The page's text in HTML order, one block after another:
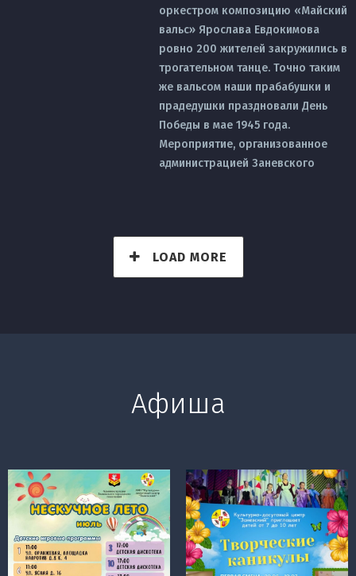
LOAD MORE
оркестром композицию «Майский
вальс» Ярослава Евдокимова
ровно 200 жителей закружились в
трогательном танце. Точно таким
же вальсом наши прабабушки и
прадедушки праздновали День
Победы в мае 1945 года.
Мероприятие, организованное
администрацией Заневского
Афиша